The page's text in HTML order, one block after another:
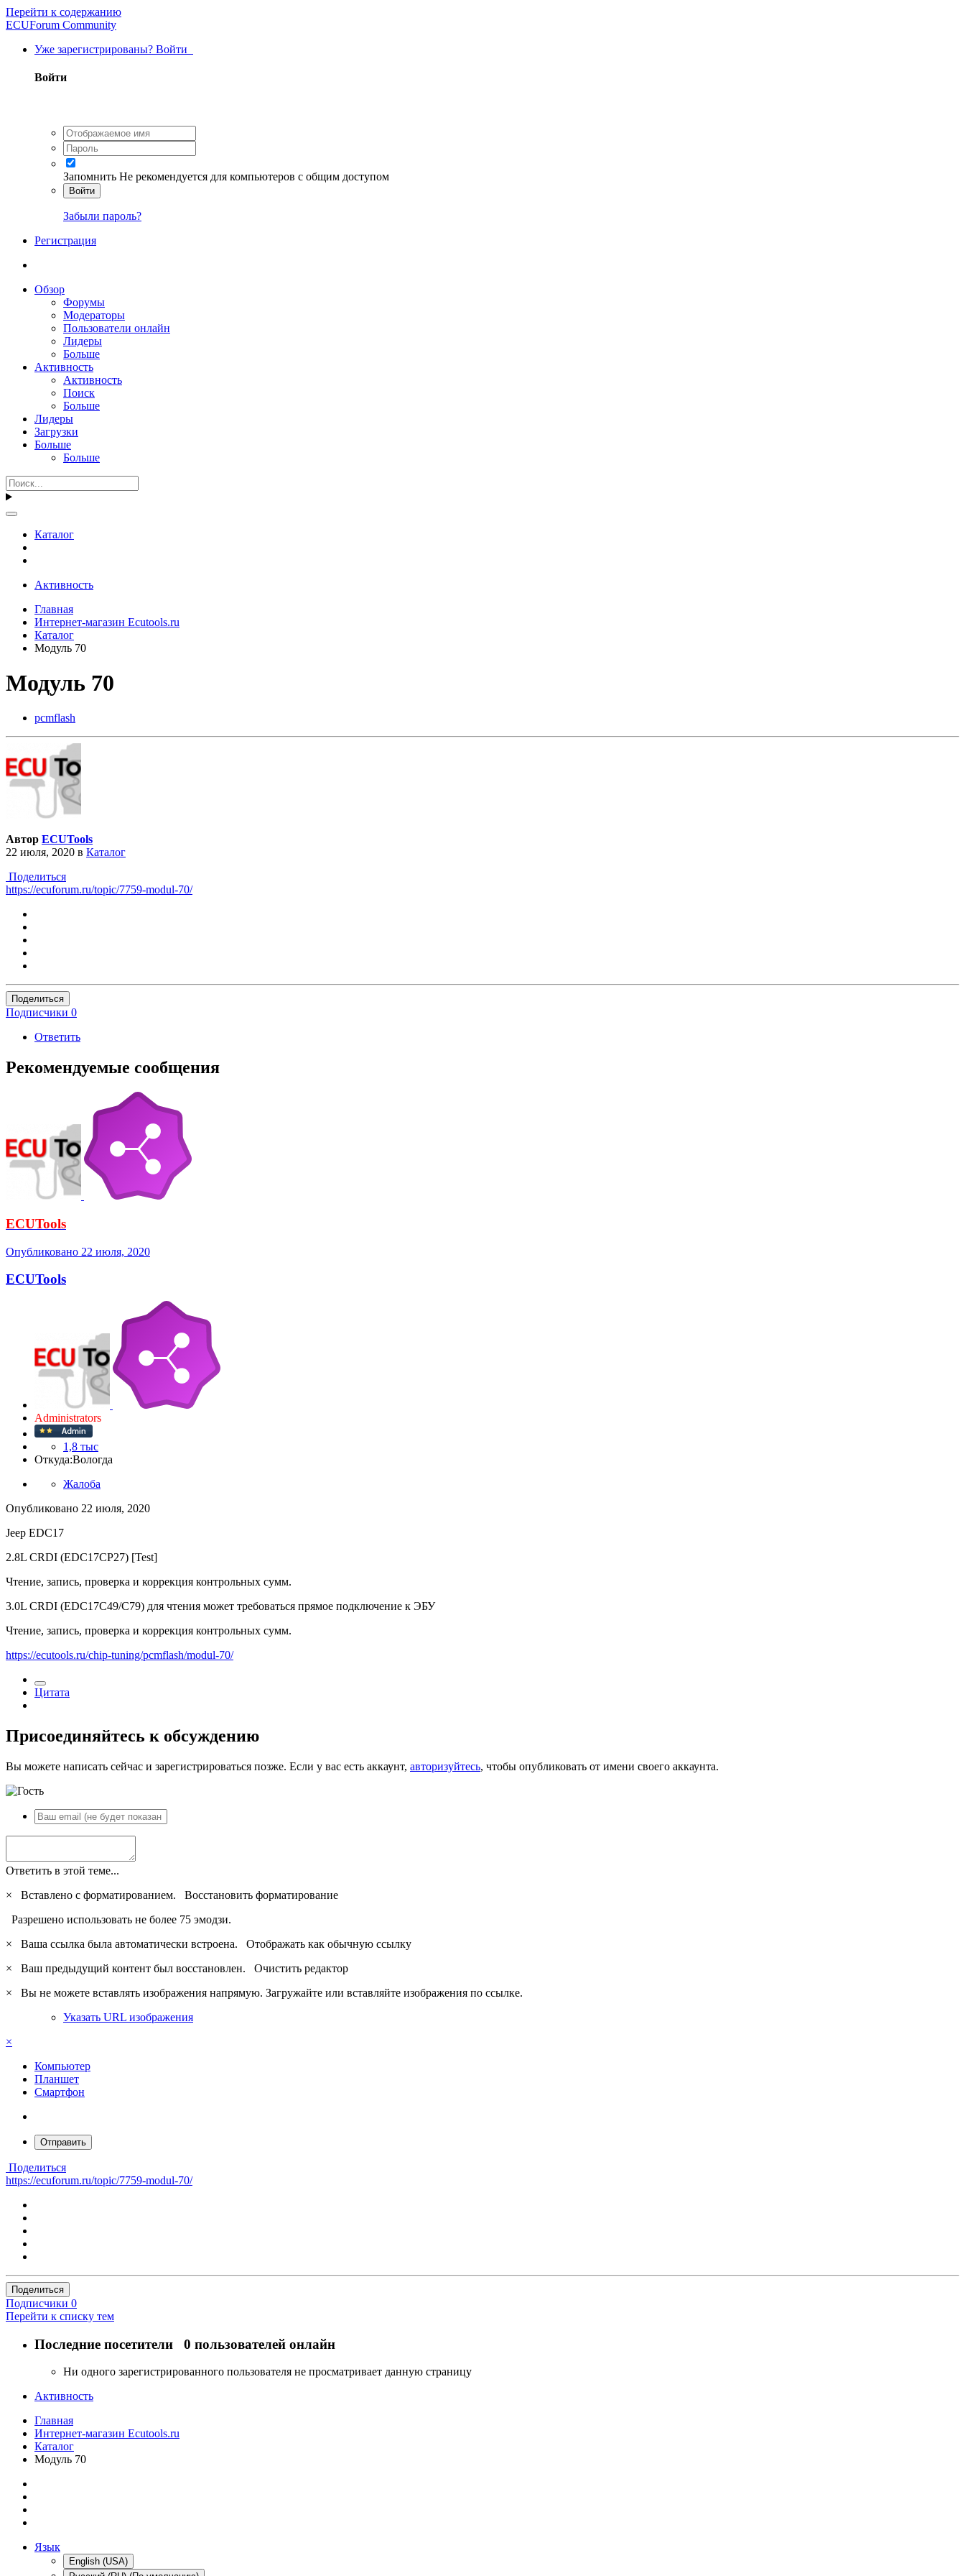
Перейти к содержанию
ECUForum Community
Уже зарегистрированы? Войти
Войти
Запомнить Не рекомендуется для компьютеров с общим доступом
Войти
Забыли пароль?
Регистрация
Обзор
Форумы
Модераторы
Пользователи онлайн
Лидеры
Больше
Активность
Активность
Поиск
Больше
Лидеры
Загрузки
Больше
Больше
Каталог
Активность
Главная
Интернет-магазин Ecutools.ru
Каталог
Модуль 70
Модуль 70
pcmflash
Автор ECUTools
22 июля, 2020 в Каталог
Поделиться
https://ecuforum.ru/topic/7759-modul-70/
Поделиться
Подписчики 0
Ответить
Рекомендуемые сообщения
ECUTools
Опубликовано 22 июля, 2020
ECUTools
Administrators
1,8 тыс
Откуда:Вологда
Жалоба
Опубликовано 22 июля, 2020
Jeep EDC17
2.8L CRDI (EDC17CP27) [Test]
Чтение, запись, проверка и коррекция контрольных сумм.
3.0L CRDI (EDC17C49/C79) для чтения может требоваться прямое подключение к ЭБУ
Чтение, запись, проверка и коррекция контрольных сумм.
https://ecutools.ru/chip-tuning/pcmflash/modul-70/
Цитата
Присоединяйтесь к обсуждению
Вы можете написать сейчас и зарегистрироваться позже. Если у вас есть аккаунт, авторизуйтесь, чтобы опубликовать от имени своего аккаунта.
Ответить в этой теме...
×
Вставлено с форматированием. Восстановить форматирование
Разрешено использовать не более 75 эмодзи.
×
Ваша ссылка была автоматически встроена. Отображать как обычную ссылку
×
Ваш предыдущий контент был восстановлен. Очистить редактор
×
Вы не можете вставлять изображения напрямую. Загружайте или вставляйте изображения по ссылке.
Указать URL изображения
×
Компьютер
Планшет
Смартфон
Отправить
Поделиться
https://ecuforum.ru/topic/7759-modul-70/
Поделиться
Подписчики 0
Перейти к списку тем
Последние посетители 0 пользователей онлайн
Ни одного зарегистрированного пользователя не просматривает данную страницу
Активность
Главная
Интернет-магазин Ecutools.ru
Каталог
Модуль 70
Язык
English (USA)